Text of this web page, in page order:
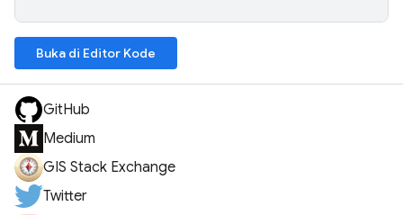
Buka di Editor Kode
GitHub
Medium
GIS Stack Exchange
Twitter